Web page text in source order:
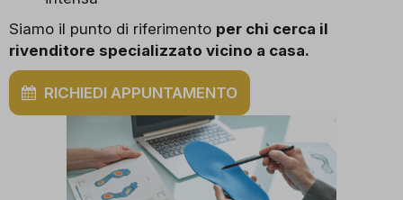
Siamo il punto di riferimento per chi cerca il
rivenditore specializzato vicino a casa.
RICHIEDI APPUNTAMENTO